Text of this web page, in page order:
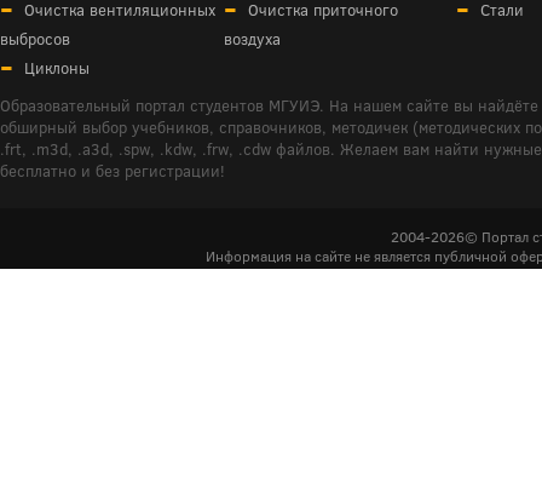
Очистка вентиляционных
выбросов
Очистка приточного
воздуха
Циклоны
Стали
Образовательный портал студентов МГУИЭ. На нашем сайте вы
обширный выбор учебников, справочников, методичек (методических
.frt, .m3d, .a3d, .spw, .kdw, .frw, .cdw файлов. Желаем вам найти
бесплатно и без регистрации!
2004-2026© Портал
Информация на сайте не является публичной